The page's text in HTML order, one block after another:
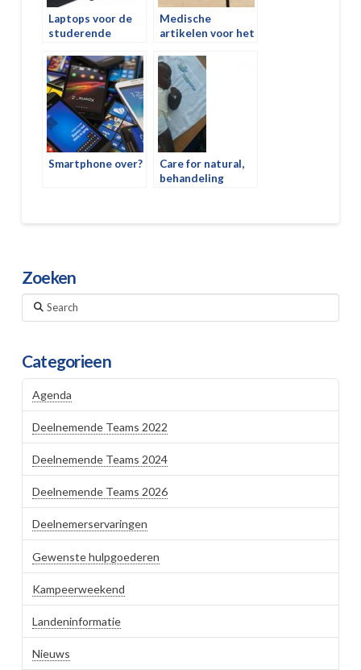
Laptops voor de
studerende
Medische
artikelen voor het
Centre
Smartphone over?
Care for natural,
behandeling
Zoeken
Search
Categorieen
Agenda
Deelnemende Teams 2022
Deelnemende Teams 2024
Deelnemende Teams 2026
Deelnemerservaringen
Gewenste hulpgoederen
Kampeerweekend
Landeninformatie
Nieuws